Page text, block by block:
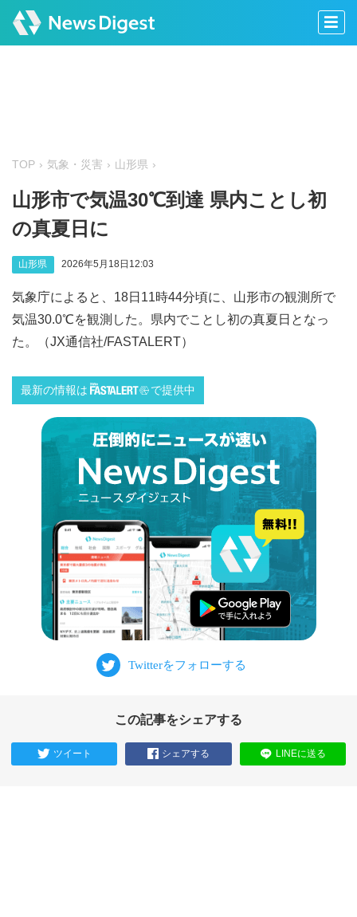
TOP 気象・災害 山形県
山形市で気温30℃到達 県内ことし初
の真夏日に
山形県 2026年5月18日12:03
気象庁によると、18日11時44分頃に、山形市の観測所で
気温30.0℃を観測した。県内でことし初の真夏日となっ
た。（JX通信社/FASTALERT）
最新の情報は で提供中
この記事をシェアする
ツイート シェアする LINEに送る